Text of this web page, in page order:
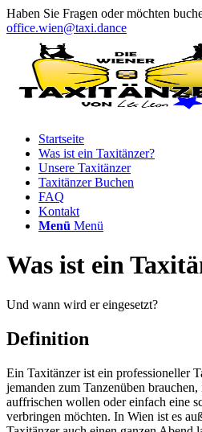
Haben Sie Fragen oder möchten
office.wien@taxi.dance
Startseite
Was ist ein Taxitänzer?
Unsere Taxitänzer
Taxitänzer Buchen
FAQ
Kontakt
Menü Menü
Was ist ein
Und wann wird er eingesetzt?
Definition
Ein Taxitänzer ist ein professioneller
jemanden zum Tanzenüben
auffrischen wollen oder einfach eine
verbringen möchten. In Wien ist es